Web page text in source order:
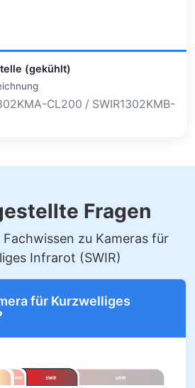
(gekühlt)
CL200 / SWIR1302KMB-
Fragen
zu Kameras für
Infrarot (SWIR)
für Kurzwelliges